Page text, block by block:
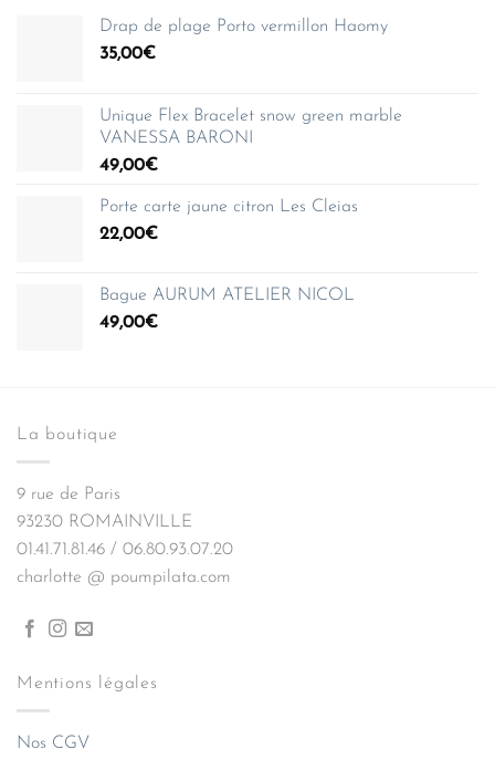
Drap de plage Porto vermillon Haomy
35,00€
Unique Flex Bracelet snow green marble
VANESSA BARONI
49,00€
Porte carte jaune citron Les Cleias
22,00€
Bague AURUM ATELIER NICOL
49,00€
La boutique
9 rue de Paris
93230 ROMAINVILLE
01.41.71.81.46 / 06.80.93.07.20
charlotte @ poumpilata.com
Mentions légales
Nos CGV